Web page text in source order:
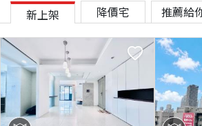
新上架 降價宅 推薦給